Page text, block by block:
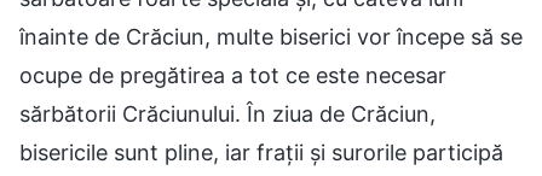
înainte de Crăciun, multe biserici vor începe să se
ocupe de pregătirea a tot ce este necesar
sărbătorii Crăciunului. În ziua de Crăciun,
bisericile sunt pline, iar frații și surorile participă